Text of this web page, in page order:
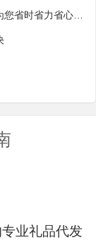
美丽，欢迎带量咨询！
业礼品代发